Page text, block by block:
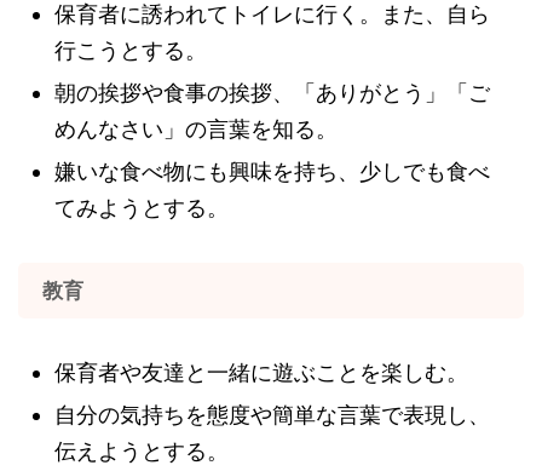
保育者に誘われてトイレに行く。また、自ら
行こうとする。
朝の挨拶や食事の挨拶、「ありがとう」「ご
めんなさい」の言葉を知る。
嫌いな食べ物にも興味を持ち、少しでも食べ
てみようとする。
教育
保育者や友達と一緒に遊ぶことを楽しむ。
自分の気持ちを態度や簡単な言葉で表現し、
伝えようとする。